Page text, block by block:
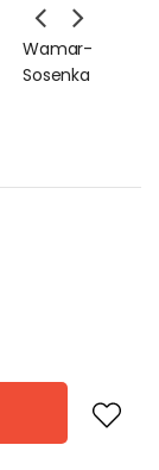
Wamar-
Sosenka